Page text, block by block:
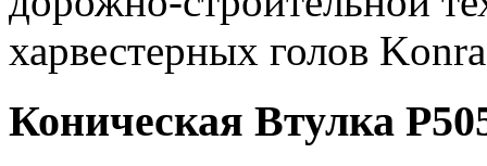
харвестерных голов
Коническая Втулка